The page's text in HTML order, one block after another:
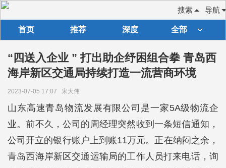
导航
搜索
首页 推荐 深度 全部
“四送入企业 ” 打出助企纾困组合拳 青岛西
海岸新区交通局持续打造一流营商环境
2023-07-05 17:07 宋大伟
山东高速青岛物流发展有限公司是一家5A级物流企
业。前不久，公司的周经理突然收到一条短信通知，
公司开立的银行账户上到账11万元。正在纳闷之余，
青岛西海岸新区交通运输局的工作人员打来电话，询